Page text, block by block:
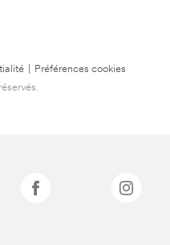
Préférences cookies